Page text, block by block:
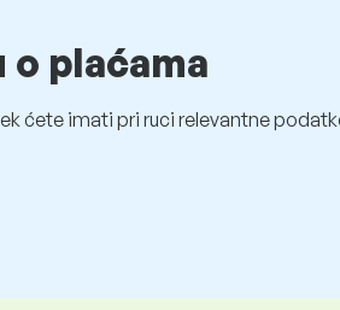
plaćama
ćete imati pri ruci relevantne